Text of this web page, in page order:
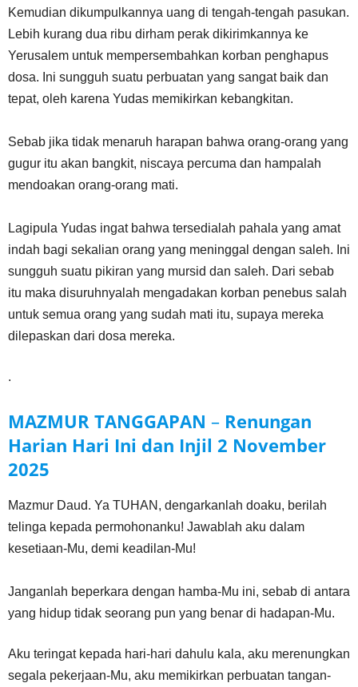
Kemudian dikumpulkannya uang di tengah-tengah pasukan.
Lebih kurang dua ribu dirham perak dikirimkannya ke
Yerusalem untuk mempersembahkan korban penghapus
dosa. Ini sungguh suatu perbuatan yang sangat baik dan
tepat, oleh karena Yudas memikirkan kebangkitan.
Sebab jika tidak menaruh harapan bahwa orang-orang yang
gugur itu akan bangkit, niscaya percuma dan hampalah
mendoakan orang-orang mati.
Lagipula Yudas ingat bahwa tersedialah pahala yang amat
indah bagi sekalian orang yang meninggal dengan saleh. Ini
sungguh suatu pikiran yang mursid dan saleh. Dari sebab
itu maka disuruhnyalah mengadakan korban penebus salah
untuk semua orang yang sudah mati itu, supaya mereka
dilepaskan dari dosa mereka.
.
MAZMUR TANGGAPAN – Renungan
Harian Hari Ini dan Injil 2 November
2025
Mazmur Daud. Ya TUHAN, dengarkanlah doaku, berilah
telinga kepada permohonanku! Jawablah aku dalam
kesetiaan-Mu, demi keadilan-Mu!
Janganlah beperkara dengan hamba-Mu ini, sebab di antara
yang hidup tidak seorang pun yang benar di hadapan-Mu.
Aku teringat kepada hari-hari dahulu kala, aku merenungkan
segala pekerjaan-Mu, aku memikirkan perbuatan tangan-